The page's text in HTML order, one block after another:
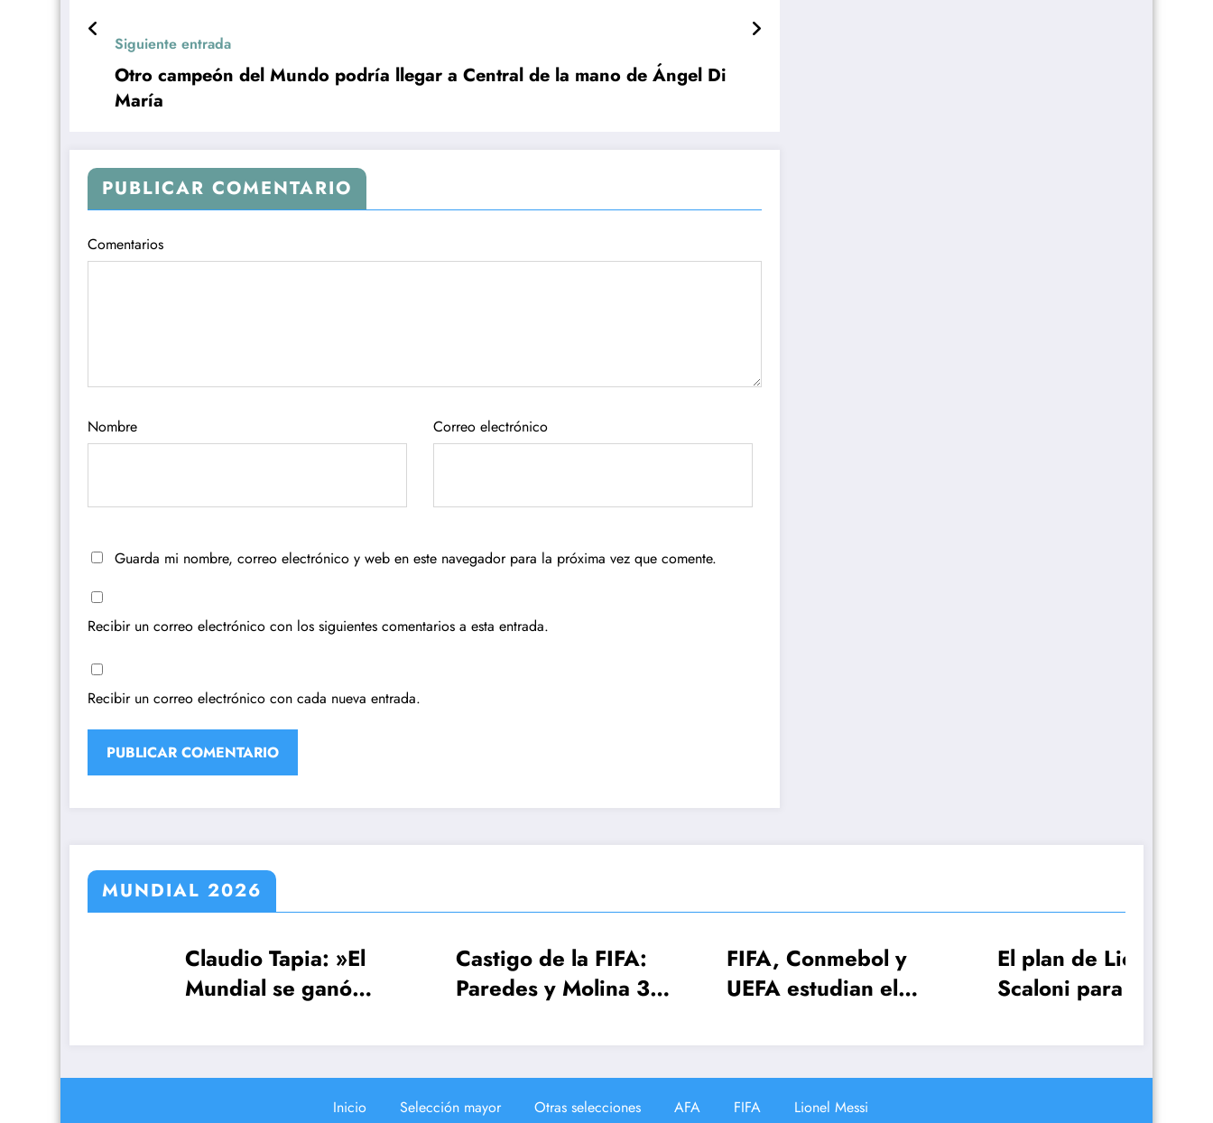
Siguiente entrada
Otro campeón del Mundo podría llegar a Central de la mano de Ángel Di
María
PUBLICAR COMENTARIO
Comentarios
Nombre Correo electrónico
Guarda mi nombre, correo electrónico y web en este navegador para la próxima vez que comente.
Recibir un correo electrónico con los siguientes comentarios a esta entrada.
Recibir un correo electrónico con cada nueva entrada.
MUNDIAL 2026
Claudio Tapia: »El
Mundial se ganó
Inglaterra»
Castigo de la FIFA:
Paredes y Molina 3
sola
FIFA, Conmebol y
UEFA estudian el
¡64 selecciones!
El plan de Lionel
Scaloni para el
26 jugadores
Inicio Selección mayor Otras selecciones AFA FIFA Lionel Messi